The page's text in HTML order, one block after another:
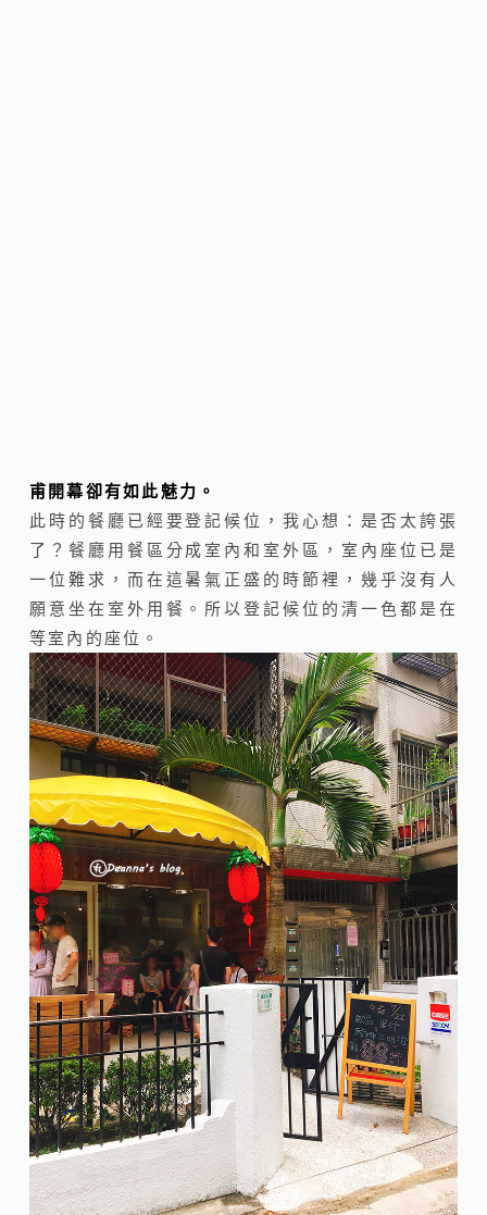
甫開幕卻有如此魅力。
此時的餐廳已經要登記候位，我心想：是否太誇張
了？餐廳用餐區分成室內和室外區，室內座位已是
一位難求，而在這暑氣正盛的時節裡，幾乎沒有人
願意坐在室外用餐。所以登記候位的清一色都是在
等室內的座位。